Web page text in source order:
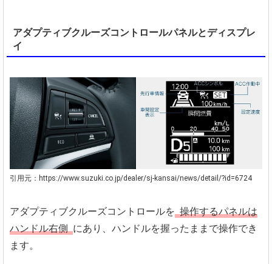
アダプティブクルーズコントロールパネルとディスプレ
イ
引用元：https://www.suzuki.co.jp/dealer/sj-kansai/news/detail/?id=6724
アダプティブクルーズコントロールを 操作するパネルは
ハンドル右側 にあり、ハンドルを握ったままで操作でき
ます。